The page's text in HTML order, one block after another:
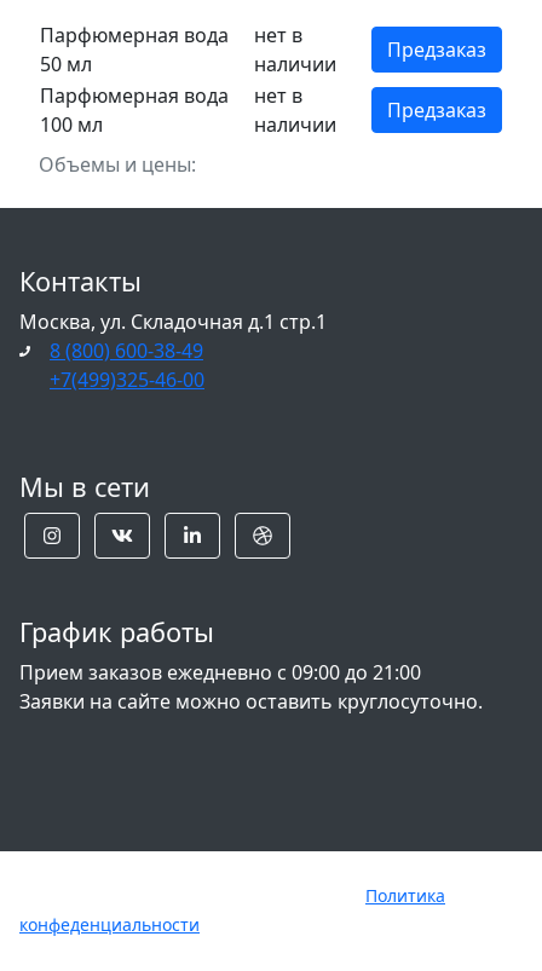
Объемы и цены:
Парфюмерная вода
50 мл
нет в
наличии
Предзаказ
Парфюмерная вода
100 мл
нет в
наличии
Предзаказ
Контакты
Москва, ул. Складочная д.1 стр.1
8 (800) 600-38-49
+7(499)325-46-00
Мы в сети
График работы
Прием заказов ежедневно с 09:00 до 21:00
Заявки на сайте можно оставить круглосуточно.
Политика
конфеденциальности